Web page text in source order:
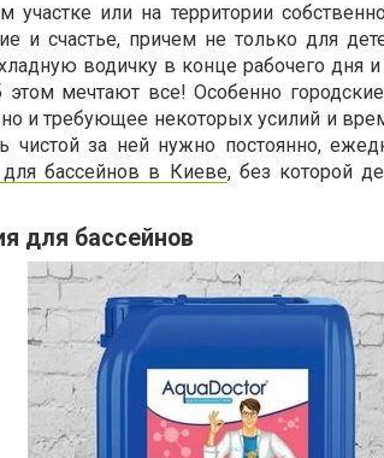
участке или на территории
и счастье, причем не только для
водичку в конце рабочего дня
мечтают все! Особенно
и требующее некоторых усилий и
чистой за ней нужно постоянно,
бассейнов в Киеве, без которой
для бассейнов